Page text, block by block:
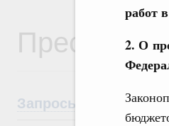
работ
2. О
Пресс-
Запросы СМИ